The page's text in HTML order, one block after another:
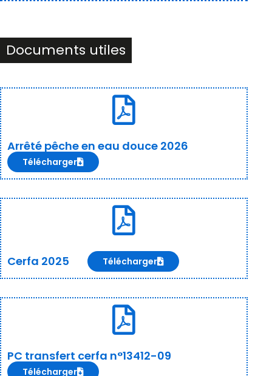
Documents utiles
Arrêté pêche en eau douce 2026
Télécharger
Cerfa 2025 Télécharger
PC transfert cerfa n°13412-09
Télécharger